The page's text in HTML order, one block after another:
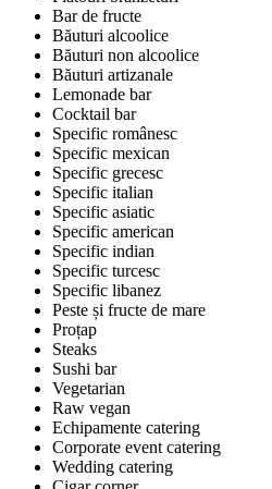
Bar de fructe
Băuturi alcoolice
Băuturi non alcoolice
Băuturi artizanale
Lemonade bar
Cocktail bar
Specific românesc
Specific mexican
Specific grecesc
Specific italian
Specific asiatic
Specific american
Specific indian
Specific turcesc
Specific libanez
Peste și fructe de mare
Proțap
Steaks
Sushi bar
Vegetarian
Raw vegan
Echipamente catering
Corporate event catering
Wedding catering